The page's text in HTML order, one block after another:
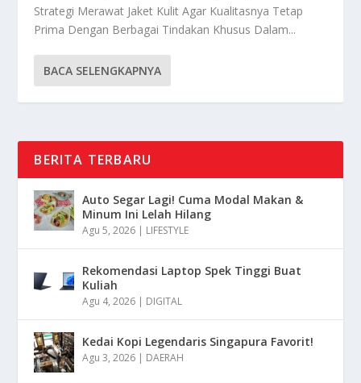
Strategi Merawat Jaket Kulit Agar Kualitasnya Tetap
Prima Dengan Berbagai Tindakan Khusus Dalam...
BACA SELENGKAPNYA
BERITA TERBARU
Auto Segar Lagi! Cuma Modal Makan &
Minum Ini Lelah Hilang
Agu 5, 2026 | LIFESTYLE
Rekomendasi Laptop Spek Tinggi Buat
Kuliah
Agu 4, 2026 | DIGITAL
Kedai Kopi Legendaris Singapura Favorit!
Agu 3, 2026 | DAERAH